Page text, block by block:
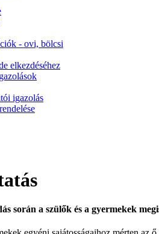
- ovi, bölcsi
elkezdéséhez
igazolás
során a szülők és a gyermekek